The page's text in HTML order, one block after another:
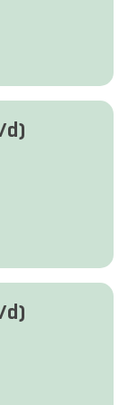
d)
d)